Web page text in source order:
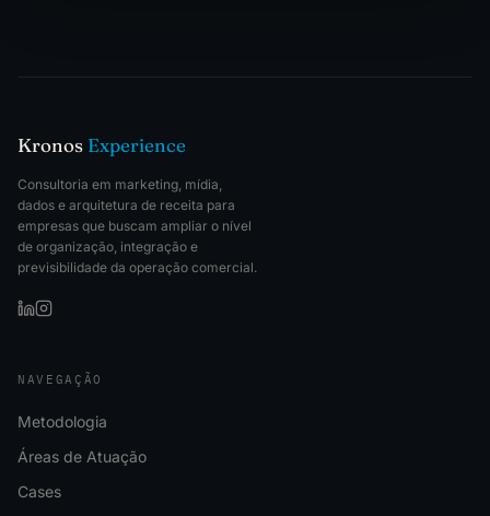
Kronos Experience
Consultoria em marketing, mídia,
dados e arquitetura de receita para
empresas que buscam ampliar o nível
de organização, integração e
previsibilidade da operação comercial.
NAVEGAÇÃO
Metodologia
Áreas de Atuação
Cases